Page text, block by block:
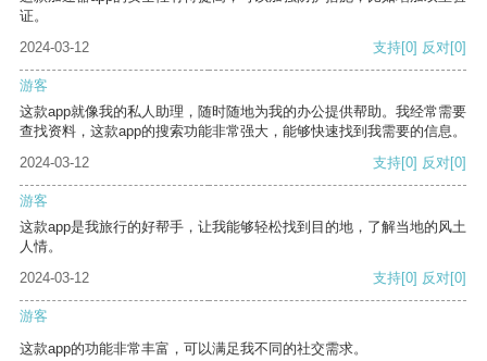
证。
2024-03-12
支持[0] 反对[0]
游客
这款app就像我的私人助理，随时随地为我的办公提供帮助。我经常需要
查找资料，这款app的搜索功能非常强大，能够快速找到我需要的信息。
2024-03-12
支持[0] 反对[0]
游客
这款app是我旅行的好帮手，让我能够轻松找到目的地，了解当地的风土
人情。
2024-03-12
支持[0] 反对[0]
游客
这款app的功能非常丰富，可以满足我不同的社交需求。